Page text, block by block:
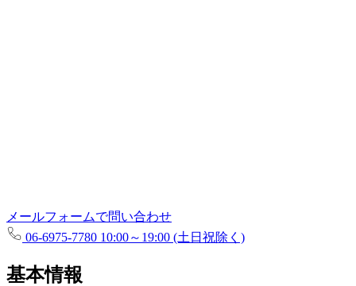
メールフォームで問い合わせ
06-6975-7780 10:00～19:00 (土日祝除く)
基本情報